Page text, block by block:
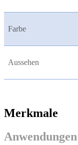
Farbe
Aussehen
Merkmale
Anwendungen